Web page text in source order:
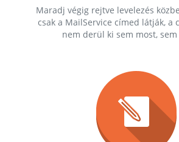
Maradj végig rejtve levelezés
csak a MailService címed látják, a
nem derül ki sem most, sem